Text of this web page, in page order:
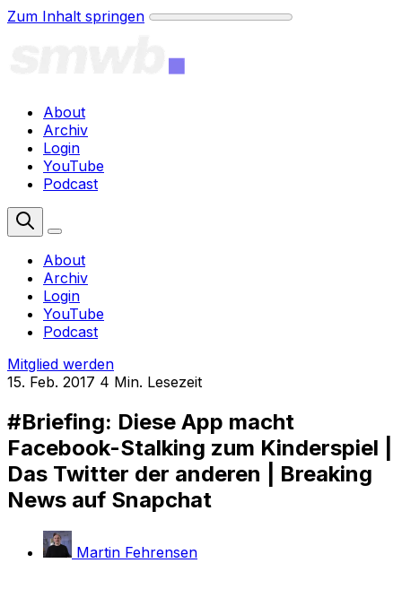
Zum Inhalt springen
About
Archiv
Login
YouTube
Podcast
About
Archiv
Login
YouTube
Podcast
Mitglied werden
15. Feb. 2017 4 Min. Lesezeit
#Briefing: Diese App macht
Facebook-Stalking zum Kinderspiel |
Das Twitter der anderen | Breaking
News auf Snapchat
Martin Fehrensen